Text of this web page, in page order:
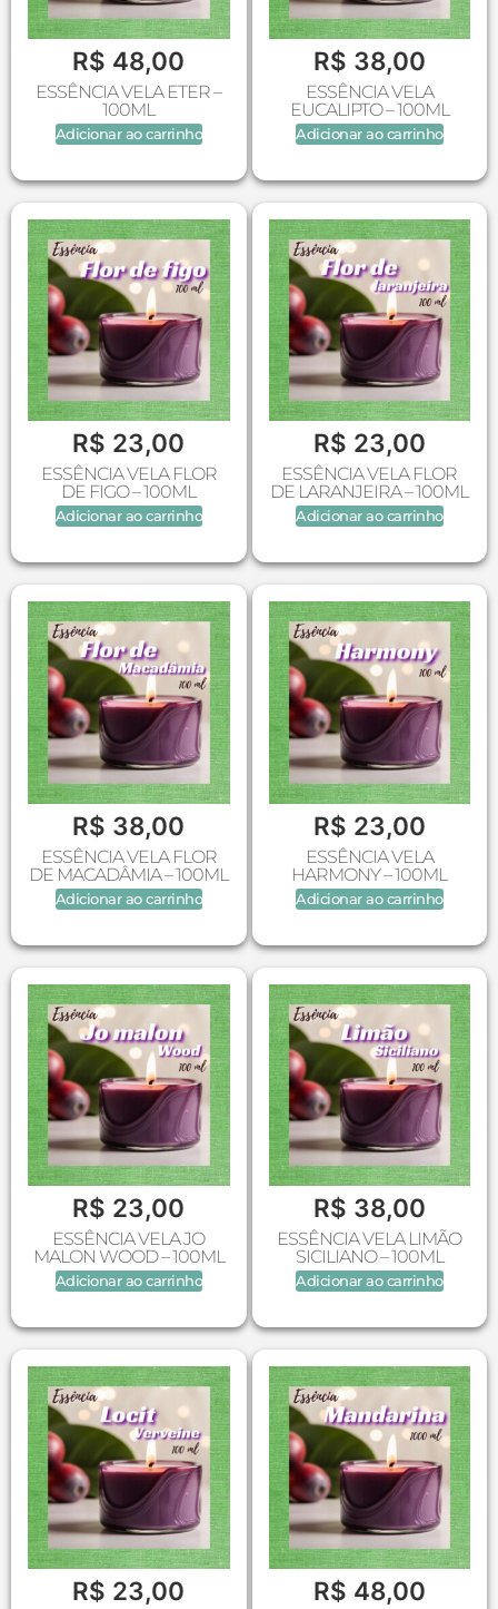
R$ 48,00
ESSÊNCIA VELA ETER –
100ML
Adicionar ao carrinho
R$ 38,00
ESSÊNCIA VELA
EUCALIPTO – 100ML
Adicionar ao carrinho
R$ 23,00
ESSÊNCIA VELA FLOR
DE FIGO – 100ML
Adicionar ao carrinho
R$ 23,00
ESSÊNCIA VELA FLOR
DE LARANJEIRA – 100ML
Adicionar ao carrinho
R$ 38,00
ESSÊNCIA VELA FLOR
DE MACADÂMIA – 100ML
Adicionar ao carrinho
R$ 23,00
ESSÊNCIA VELA
HARMONY – 100ML
Adicionar ao carrinho
R$ 23,00
ESSÊNCIA VELA JO
MALON WOOD – 100ML
Adicionar ao carrinho
R$ 38,00
ESSÊNCIA VELA LIMÃO
SICILIANO – 100ML
Adicionar ao carrinho
R$ 23,00 R$ 48,00